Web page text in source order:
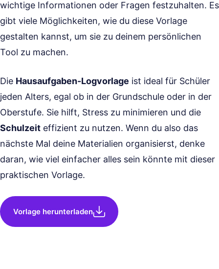
wichtige Informationen oder Fragen festzuhalten. Es
gibt viele Möglichkeiten, wie du diese Vorlage
gestalten kannst, um sie zu deinem persönlichen
Tool zu machen.
Die Hausaufgaben-Logvorlage ist ideal für Schüler
jeden Alters, egal ob in der Grundschule oder in der
Oberstufe. Sie hilft, Stress zu minimieren und die
Schulzeit effizient zu nutzen. Wenn du also das
nächste Mal deine Materialien organisierst, denke
daran, wie viel einfacher alles sein könnte mit dieser
praktischen Vorlage.
Vorlage herunterladen